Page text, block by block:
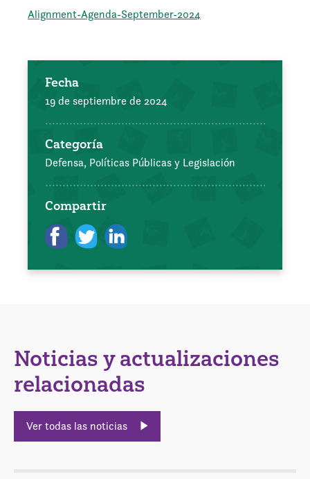
Alignment-Agenda-September-2024
Fecha
19 de septiembre de 2024
Categoría
Defensa, Políticas Públicas y Legislación
Compartir
Noticias y actualizaciones
relacionadas
Ver todas las noticias